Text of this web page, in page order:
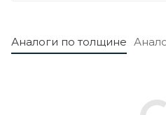
Аналоги по толщине